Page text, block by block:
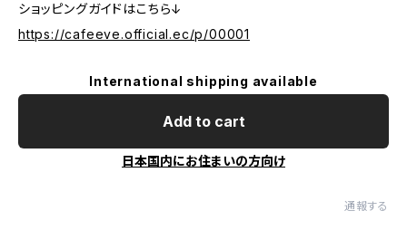
ショッピングガイドはこちら↓
https://cafeeve.official.ec/p/00001
International shipping available
Add to cart
日本国内にお住まいの方向け
通報する